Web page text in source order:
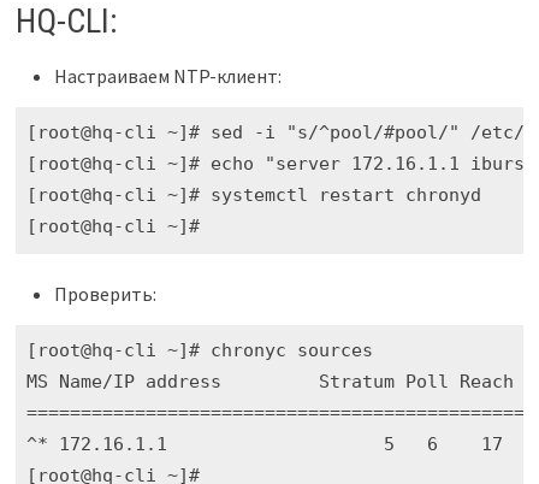
HQ-CLI:
Настраиваем NTP-клиент:
[root@hq-cli ~]# sed -i "s/^pool/#pool/" /etc/
[root@hq-cli ~]# echo "server 172.16.1.1
[root@hq-cli ~]# systemctl restart chronyd
[root@hq-cli ~]#
Проверить:
[root@hq-cli ~]# chronyc sources
MS Name/IP address         Stratum
^* 172.16.1.1                    5   6    17    16
[root@hq-cli ~]#